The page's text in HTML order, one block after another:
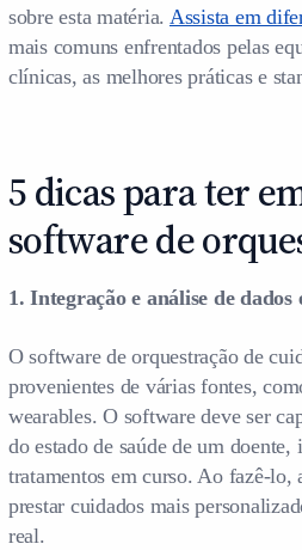
sobre esta matéria. Assista em
mais comuns enfrentados pelas
clínicas, as melhores práticas e
5 dicas para ter
software de
1. Integração e análise de
O software de orquestração de
provenientes de várias fontes,
wearables. O software deve ser
do estado de saúde de um
tratamentos em curso. Ao fazê-lo,
prestar cuidados mais
real.